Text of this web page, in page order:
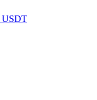
USDT